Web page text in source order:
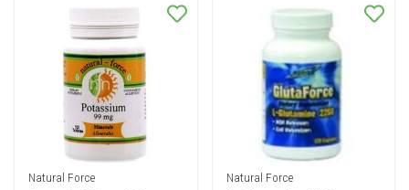
Natural Force Natural Force